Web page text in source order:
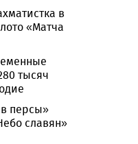
в
«Матча
тысяч
в персы»
славян»